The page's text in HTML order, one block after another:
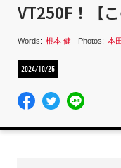
VT250F！【
Words: 根本 健 Photos: 本
2024/10/25